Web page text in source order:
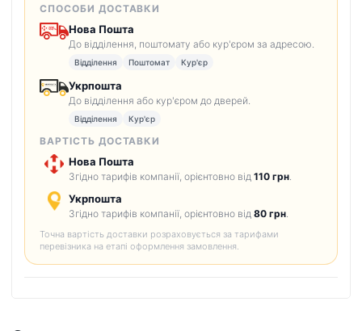
СПОСОБИ ДОСТАВКИ
Нова Пошта
До відділення, поштомату або кур'єром за адресою.
Відділення Поштомат Кур'єр
Укрпошта
До відділення або кур'єром до дверей.
Відділення Кур'єр
ВАРТІСТЬ ДОСТАВКИ
Нова Пошта
Згідно тарифів компанії, орієнтовно від 110 грн
Укрпошта
Згідно тарифів компанії, орієнтовно від 80 грн
Точна вартість доставки розраховується за тарифами
перевізника на етапі оформлення замовлення.